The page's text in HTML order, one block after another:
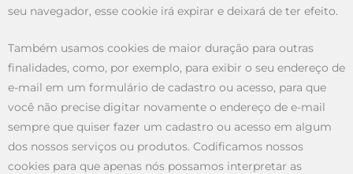
seu navegador, esse cookie irá expirar e deixará de ter efeito.
Também usamos cookies de maior duração para outras
finalidades, como, por exemplo, para exibir o seu endereço de
e-mail em um formulário de cadastro ou acesso, para que
você não precise digitar novamente o endereço de e-mail
sempre que quiser fazer um cadastro ou acesso em algum
dos nossos serviços ou produtos. Codificamos nossos
cookies para que apenas nós possamos interpretar as